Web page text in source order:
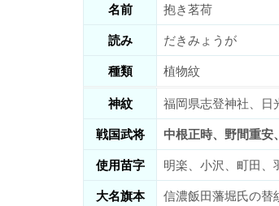
名前
抱き茗荷
読み
だきみょうが
種類
植物紋
神紋
福岡県志登神社、日
戦国武将
中根正時、野間重安
使用苗字
明楽、小沢、町田、
大名旗本
信濃飯田藩堀氏の替